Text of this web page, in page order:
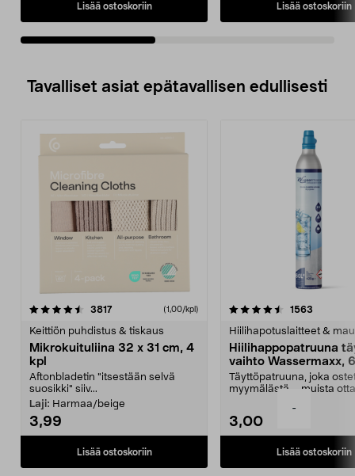
-
Lisää ostoskoriin Lisää ostoskoriin
Tavalliset asiat epätavallisen edullisesti
3817arvostelut (1,00/kpl)
Keittiön puhdistus & tiskaus
Mikrokuituliina 32 x 31 cm, 4
kpl
Aftonbladetin "itsestään selvä
suosikki" siiv...
Laji: Harmaa/beige
3,99
Lisää ostoskoriin
4.5viidestä
1563
Hiilihapotuslaitteet &
Hiilihappopatruuna
vaihto Wassermaxx,
Täyttöpatruuna, joka
myymälästä – muista
3,00
Lisää ostoskoriin
4.5viidestä